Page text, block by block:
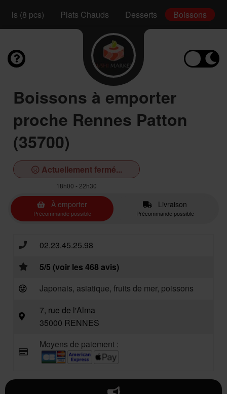
(8 pcs) Plats Chauds Desserts Boissons
Boissons à emporter
proche Rennes Patton
(35700)
Actuellement fermé...
18h00 - 22h30
À emporter
Précommande possible
Livraison
Précommande possible
02.23.45.25.98
5/5 (voir les 468 avis)
Japonais, asiatique, fruits de mer, poissons
7, rue de l'Alma
35000 RENNES
Moyens de paiement :